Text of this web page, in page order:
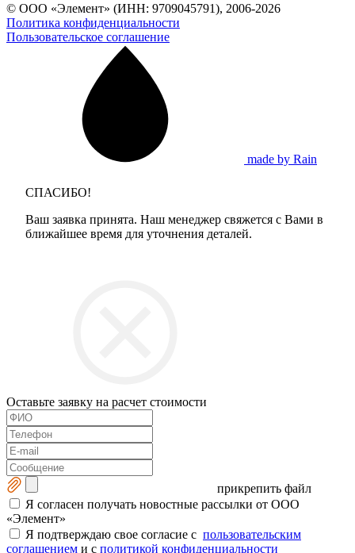
© ООО «Элемент» (ИНН: 9709045791), 2006-2026
Политика конфиденциальности
Пользовательское соглашение
made by Rain
СПАСИБО!
Ваш заявка принята. Наш менеджер свяжется с Вами в
ближайшее время для уточнения деталей.
Оставьте заявку на расчет стоимости
прикрепить файл
Я согласен получать новостные рассылки от ООО
«Элемент»
Я подтверждаю свое согласие с пользовательским
соглашением и с политикой конфиденциальности